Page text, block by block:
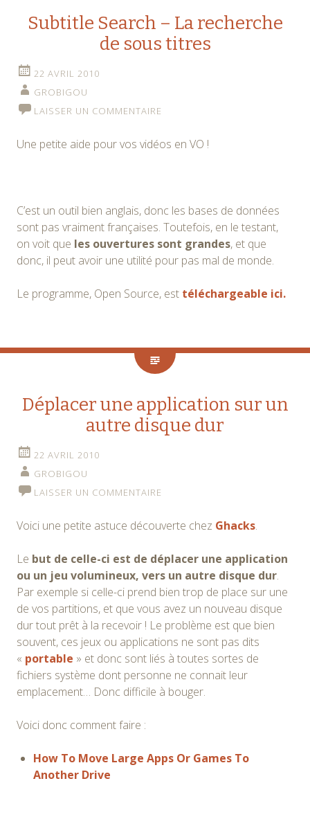
Subtitle Search – La recherche
de sous titres
22 AVRIL 2010
GROBIGOU
LAISSER UN COMMENTAIRE
Une petite aide pour vos vidéos en VO !
C’est un outil bien anglais, donc les bases de données
sont pas vraiment françaises. Toutefois, en le testant,
on voit que les ouvertures sont grandes, et que
donc, il peut avoir une utilité pour pas mal de monde.
Le programme, Open Source, est téléchargeable ici.
Déplacer une application sur un
autre disque dur
22 AVRIL 2010
GROBIGOU
LAISSER UN COMMENTAIRE
Voici une petite astuce découverte chez Ghacks.
Le but de celle-ci est de déplacer une application
ou un jeu volumineux, vers un autre disque dur.
Par exemple si celle-ci prend bien trop de place sur une
de vos partitions, et que vous avez un nouveau disque
dur tout prêt à la recevoir ! Le problème est que bien
souvent, ces jeux ou applications ne sont pas dits
« portable » et donc sont liés à toutes sortes de
fichiers système dont personne ne connait leur
emplacement… Donc difficile à bouger.
Voici donc comment faire :
How To Move Large Apps Or Games To
Another Drive